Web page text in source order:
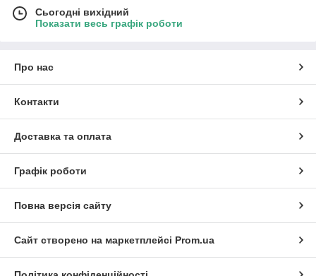
Сьогодні вихідний
Показати весь графік роботи
Про нас
Контакти
Доставка та оплата
Графік роботи
Повна версія сайту
Сайт створено на маркетплейсі Prom.ua